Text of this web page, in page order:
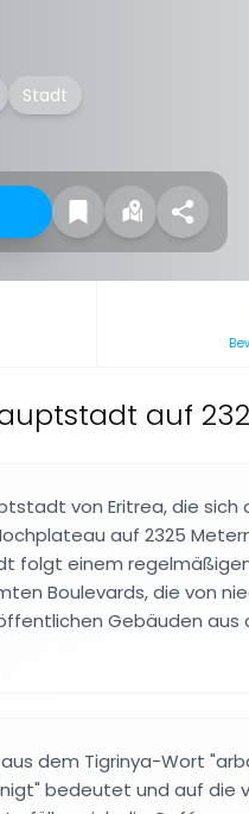
Stadt
auf
von Eritrea, die sich
auf 2325
folgt einem
Boulevards, die von
Gebäuden aus
dem Tigrinya-Wort
bedeutet und auf die